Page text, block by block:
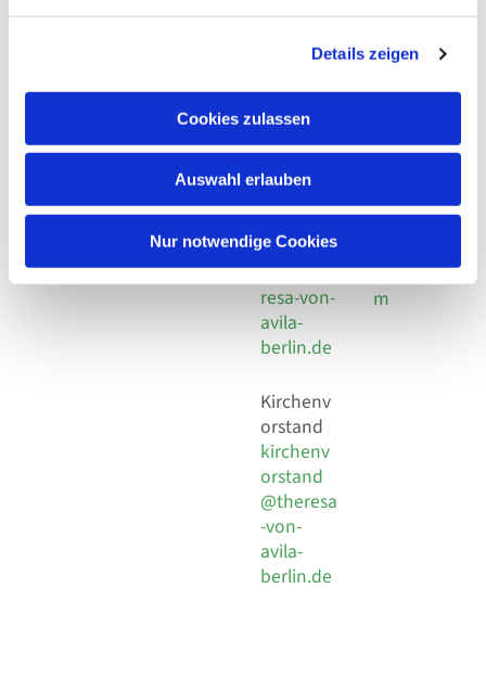
Details zeigen
Cookies zulassen
Auswahl erlauben
Nur notwendige Cookies
Adresse
Kirchengemeinde Pfarrei
Hl. Theresa von Avila Berlin
Leitender Pfarrer - Norbert
Behaimstr. 39
Kont
Telefon
+49 30
924 64 28
Fax +49
30 924 54
18
E-Mail
info@the
resa-von-
avila-
berlin.de
Kirchenv
orstand
kirchenv
orstand
@theresa
-von-
avila-
berlin.de
Links
Datensch
utz
Social
Impressu
m